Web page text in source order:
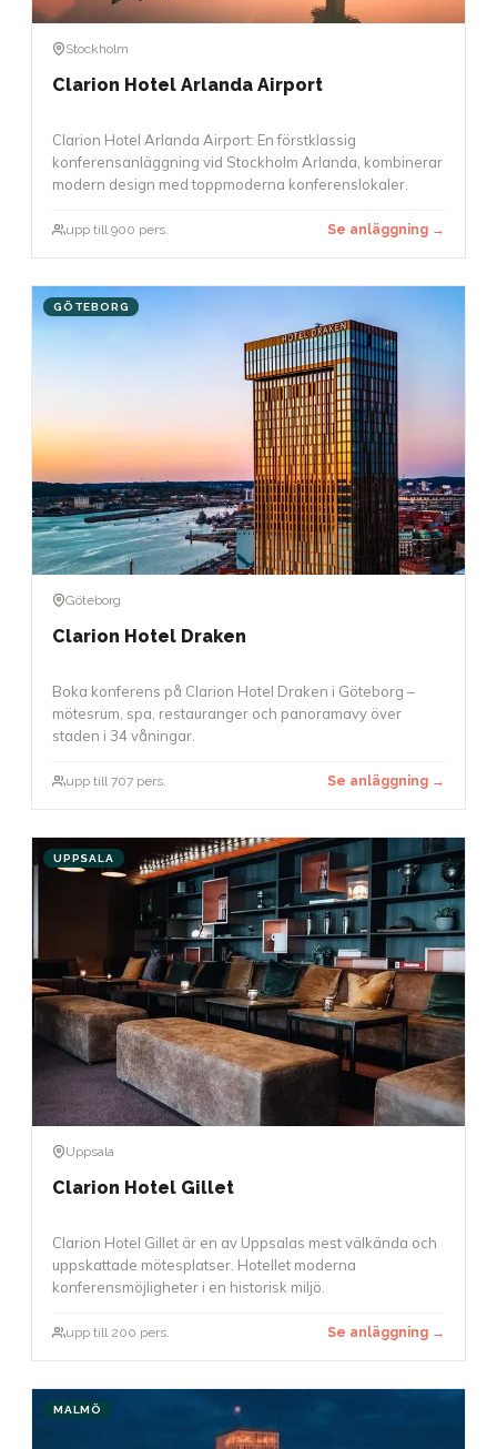
Stockholm
Clarion Hotel Arlanda Airport
Clarion Hotel Arlanda Airport: En förstklassig
konferensanläggning vid Stockholm Arlanda, kombinerar
modern design med toppmoderna konferenslokaler.
upp till 900 pers. Se anläggning →
GÖTEBORG
Göteborg
Clarion Hotel Draken
Boka konferens på Clarion Hotel Draken i Göteborg –
mötesrum, spa, restauranger och panoramavy över
staden i 34 våningar.
upp till 707 pers. Se anläggning →
UPPSALA
Uppsala
Clarion Hotel Gillet
Clarion Hotel Gillet är en av Uppsalas mest välkända och
uppskattade mötesplatser. Hotellet moderna
konferensmöjligheter i en historisk miljö.
upp till 200 pers. Se anläggning →
MALMÖ